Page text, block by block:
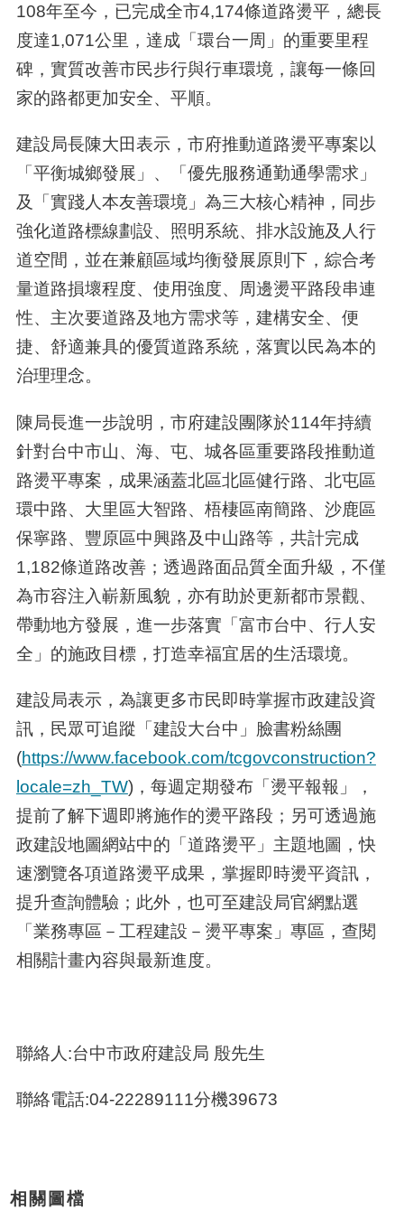
108年至今，已完成全市4,174條道路燙平，總長
度達1,071公里，達成「環台一周」的重要里程
碑，實質改善市民步行與行車環境，讓每一條回
家的路都更加安全、平順。
建設局長陳大田表示，市府推動道路燙平專案以
「平衡城鄉發展」、「優先服務通勤通學需求」
及「實踐人本友善環境」為三大核心精神，同步
強化道路標線劃設、照明系統、排水設施及人行
道空間，並在兼顧區域均衡發展原則下，綜合考
量道路損壞程度、使用強度、周邊燙平路段串連
性、主次要道路及地方需求等，建構安全、便
捷、舒適兼具的優質道路系統，落實以民為本的
治理理念。
陳局長進一步說明，市府建設團隊於114年持續
針對台中市山、海、屯、城各區重要路段推動道
路燙平專案，成果涵蓋北區北區健行路、北屯區
環中路、大里區大智路、梧棲區南簡路、沙鹿區
保寧路、豐原區中興路及中山路等，共計完成
1,182條道路改善；透過路面品質全面升級，不僅
為市容注入嶄新風貌，亦有助於更新都市景觀、
帶動地方發展，進一步落實「富市台中、行人安
全」的施政目標，打造幸福宜居的生活環境。
建設局表示，為讓更多市民即時掌握市政建設資
訊，民眾可追蹤「建設大台中」臉書粉絲團
(https://www.facebook.com/tcgovconstruction?
locale=zh_TW)，每週定期發布「燙平報報」，
提前了解下週即將施作的燙平路段；另可透過施
政建設地圖網站中的「道路燙平」主題地圖，快
速瀏覽各項道路燙平成果，掌握即時燙平資訊，
提升查詢體驗；此外，也可至建設局官網點選
「業務專區－工程建設－燙平專案」專區，查閱
相關計畫內容與最新進度。
聯絡人:台中市政府建設局 殷先生
聯絡電話:04-22289111分機39673
相關圖檔